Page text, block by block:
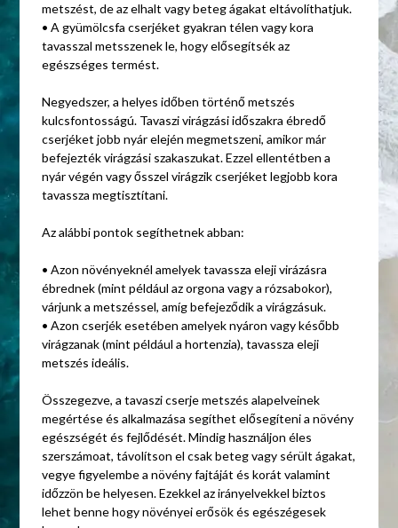
metszést, de az elhalt vagy beteg ágakat eltávolíthatjuk.
• A gyümölcsfa cserjéket gyakran télen vagy kora
tavasszal metsszenek le, hogy elősegítsék az
egészséges termést.
Negyedszer, a helyes időben történő metszés
kulcsfontosságú. Tavaszi virágzási időszakra ébredő
cserjéket jobb nyár elején megmetszeni, amikor már
befejezték virágzási szakaszukat. Ezzel ellentétben a
nyár végén vagy ősszel virágzik cserjéket legjobb kora
tavassza megtisztítani.
Az alábbi pontok segíthetnek abban:
• Azon növényeknél amelyek tavassza eleji virázásra
ébrednek (mint például az orgona vagy a rózsabokor),
várjunk a metszéssel, amíg befejeződik a virágzásuk.
• Azon cserjék esetében amelyek nyáron vagy később
virágzanak (mint például a hortenzia), tavassza eleji
metszés ideális.
Összegezve, a tavaszi cserje metszés alapelveinek
megértése és alkalmazása segíthet elősegíteni a növény
egészségét és fejlődését. Mindig használjon éles
szerszámoat, távolítson el csak beteg vagy sérült ágakat,
vegye figyelembe a növény fajtáját és korát valamint
időzzön be helyesen. Ezekkel az irányelvekkel biztos
lehet benne hogy növényei erősök és egészégesek